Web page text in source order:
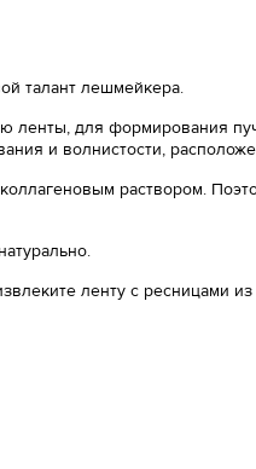
талант лешмейкера.
ленты, для формирования
и волнистости,
раствором.
ленту с ресницами